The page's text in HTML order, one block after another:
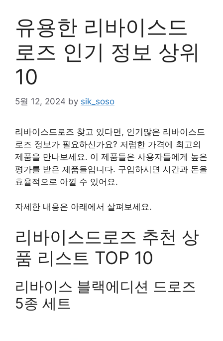
유용한 리바이스드
로즈 인기 정보 상위
10
5월 12, 2024 by sik_soso
리바이스드로즈 찾고 있다면, 인기많은 리바이스드
로즈 정보가 필요하신가요? 저렴한 가격에 최고의
제품을 만나보세요. 이 제품들은 사용자들에게 높은
평가를 받은 제품들입니다. 구입하시면 시간과 돈을
효율적으로 아낄 수 있어요.
자세한 내용은 아래에서 살펴보세요.
리바이스드로즈 추천 상
품 리스트 TOP 10
리바이스 블랙에디션 드로즈
5종 세트